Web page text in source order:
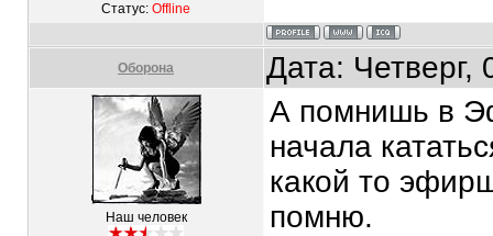
Статус: Offline
Оборона Дата:
Наш человек
А помнишь в
начала
какой то
помню.